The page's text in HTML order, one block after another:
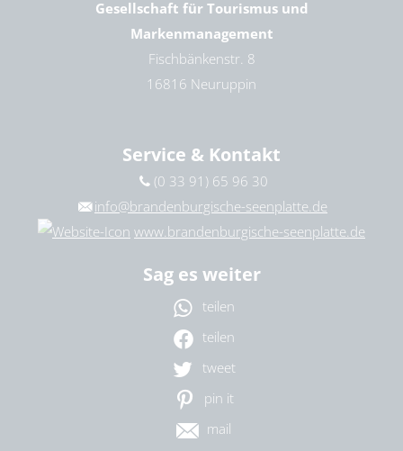
Gesellschaft für Tourismus und
Markenmanagement
Fischbänkenstr. 8
16816 Neuruppin
Service & Kontakt
(0 33 91) 65 96 30
info@brandenburgische-seenplatte.de
www.brandenburgische-seenplatte.de
Sag es weiter
teilen
teilen
tweet
pin it
mail